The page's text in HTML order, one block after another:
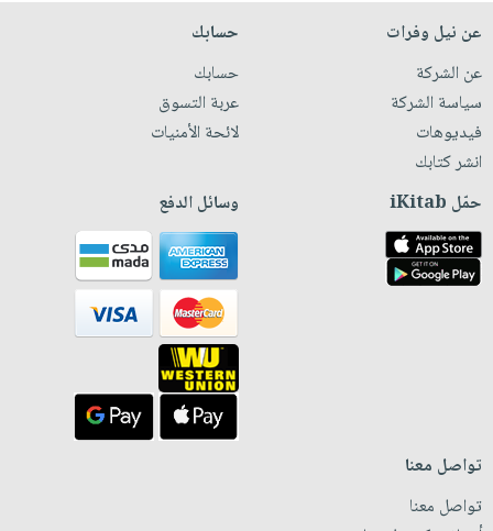
عن نيل وفرات
عن الشركة
سياسة الشركة
فيديوهات
انشر كتابك
حسابك
حسابك
عربة التسوق
لائحة الأمنيات
حمّل iKitab وسائل الدفع
تواصل معنا
تواصل معنا